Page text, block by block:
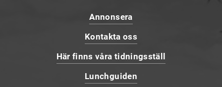
Annonsera
Kontakta oss
Här finns våra tidningsställ
Lunchguiden